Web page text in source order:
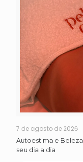
7 de agosto de 2026
Autoestima e
seu dia a dia